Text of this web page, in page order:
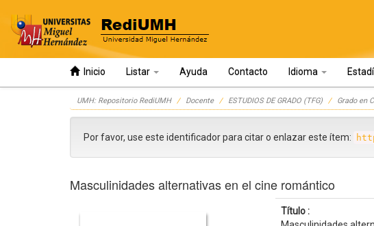
Inicio Listar Ayuda Contacto Idioma
UMH: Repositorio RediUMH Docente ESTUDIOS DE GRADO (TFG) Grado en
Por favor, use este identificador para citar o enlazar este ítem:
Masculinidades alternativas en el cine romántico
Título :